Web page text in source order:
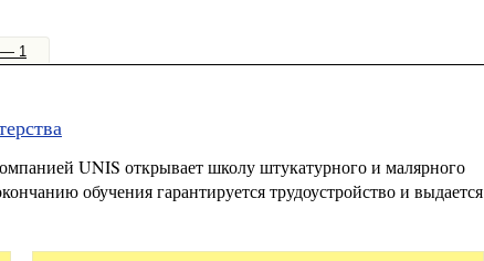
— 1
UNIS открывает школу штукатурного и малярного
обучения гарантируется трудоустройство и выдается